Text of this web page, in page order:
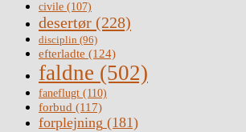
civile (107)
desertør (228)
disciplin (96)
efterladte (124)
faldne (502)
faneflugt (110)
forbud (117)
forplejning (181)